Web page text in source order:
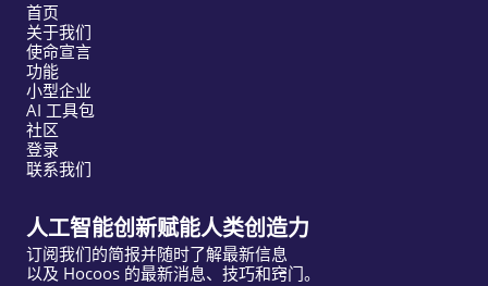
首页
关于我们
使命宣言
功能
小型企业
AI 工具包
社区
登录
联系我们
人工智能创新赋能人类创造力
订阅我们的简报并随时了解最新信息
以及 Hocoos 的最新消息、技巧和窍门。